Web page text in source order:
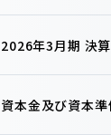
2026年3月期 決
資本金及び資本